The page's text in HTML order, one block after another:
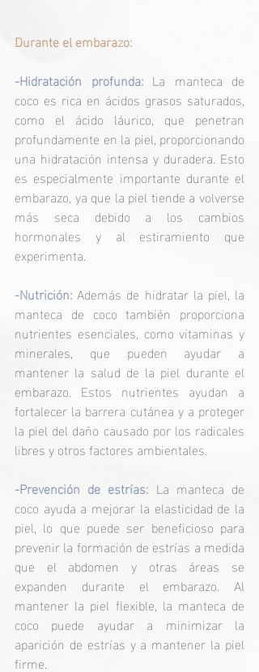
Durante el embarazo:
-Hidratación profunda: La manteca de
coco es rica en ácidos grasos saturados,
como el ácido láurico, que penetran
profundamente en la piel, proporcionando
una hidratación intensa y duradera. Esto
es especialmente importante durante el
embarazo, ya que la piel tiende a volverse
más seca debido a los cambios
hormonales y al estiramiento que
experimenta.
-Nutrición: Además de hidratar la piel, la
manteca de coco también proporciona
nutrientes esenciales, como vitaminas y
minerales, que pueden ayudar a
mantener la salud de la piel durante el
embarazo. Estos nutrientes ayudan a
fortalecer la barrera cutánea y a proteger
la piel del daño causado por los radicales
libres y otros factores ambientales.
-Prevención de estrías: La manteca de
coco ayuda a mejorar la elasticidad de la
piel, lo que puede ser beneficioso para
prevenir la formación de estrías a medida
que el abdomen y otras áreas se
expanden durante el embarazo. Al
mantener la piel flexible, la manteca de
coco puede ayudar a minimizar la
aparición de estrías y a mantener la piel
firme.